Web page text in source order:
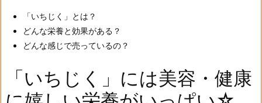
「いちじく」とは？
どんな栄養と効果がある？
どんな感じで売っているの？
「いちじく」には美容・健康